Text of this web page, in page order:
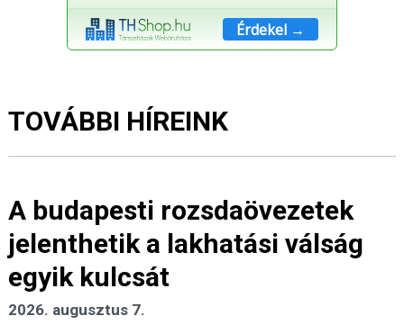
Érdekel →
TOVÁBBI HÍREINK
A budapesti rozsdaövezetek
jelenthetik a lakhatási válság
egyik kulcsát
2026. augusztus 7.